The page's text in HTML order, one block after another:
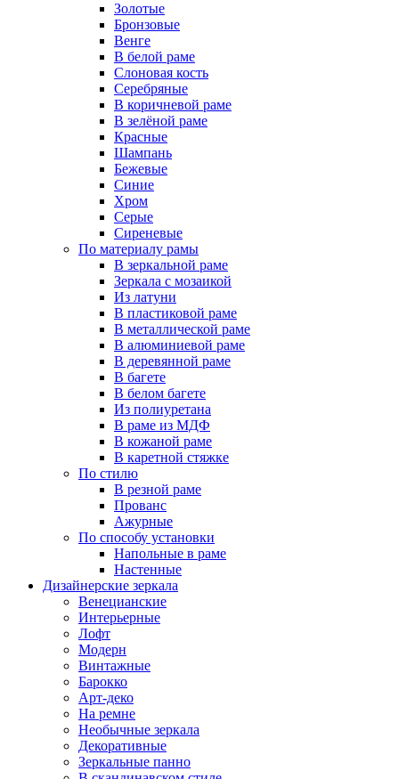
Золотые
Бронзовые
Венге
В белой раме
Слоновая кость
Серебряные
В коричневой раме
В зелёной раме
Красные
Шампань
Бежевые
Синие
Хром
Серые
Сиреневые
По материалу рамы
В зеркальной раме
Зеркала с мозаикой
Из латуни
В пластиковой раме
В металлической раме
В алюминиевой раме
В деревянной раме
В багете
В белом багете
Из полиуретана
В раме из МДФ
В кожаной раме
В каретной стяжке
По стилю
В резной раме
Прованс
Ажурные
По способу установки
Напольные в раме
Настенные
Дизайнерские зеркала
Венецианские
Интерьерные
Лофт
Модерн
Винтажные
Барокко
Арт-деко
На ремне
Необычные зеркала
Декоративные
Зеркальные панно